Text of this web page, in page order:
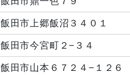
飯田市上郷飯沼３４０１
飯田市今宮町２−３４
飯田市山本６７２４−１２６